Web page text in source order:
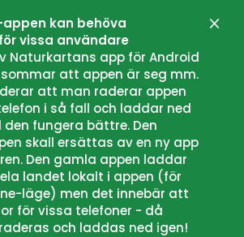
kan behöva
vissa användare
Naturkartans app för Android
att appen är seg mm.
att man raderar appen
i så fall och laddar ned
den fungera bättre. Den
skall ersättas av en ny app
Den gamla appen laddar
landet lokalt i appen (för
läge) men det innebär att
för vissa telefoner - då
och laddas ned igen!